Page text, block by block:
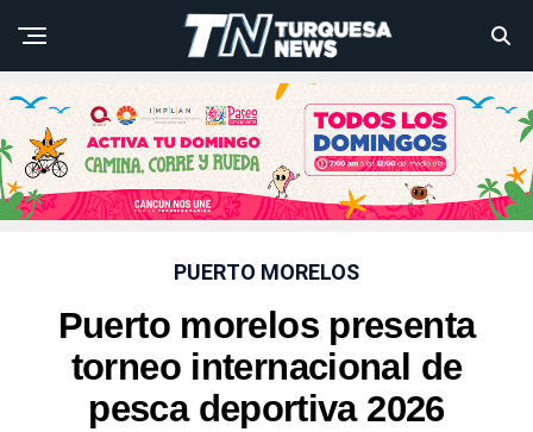
PUERTO MORELOS
Puerto morelos presenta
torneo internacional de
pesca deportiva 2026